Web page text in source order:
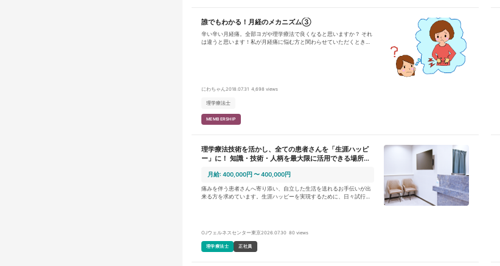
誰でもわかる！月経のメカニズム③
辛い辛い月経痛。全部ヨガや理学療法で良くなると思いますか？ それ
は違うと思います！私が月経痛に悩む方と関わらせていただくときに
にわちゃん2018.07.31 4,698 views
理学療法士
MEMBERSHIP
理学療法技術を活かし、全ての患者さんを「生涯ハッピ
ー」に！ 知識・技術・人柄を最大限に活用できる場所で
月給: 400,000円 〜 400,000円
痛みを伴う患者さんへ寄り添い、自立した生活を送れるお手伝いが出
来る方を求めています。生涯ハッピーを実現するために、日々試行錯
術や専門知識のみに偏るのではなく、他部門との連携を図りながら一
人の患者さんを改善させるために尽力して頂きます。 専門家として業
務に向き合うだけでなく、「どうすれば健幸寿命を高めることができ
OJウェルネスセンター東京2026.07.30 80 views
理学療法士 正社員